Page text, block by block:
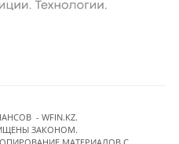
- WFIN.KZ.
ЗАКОНОМ.